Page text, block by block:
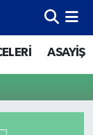
ASAYİŞ